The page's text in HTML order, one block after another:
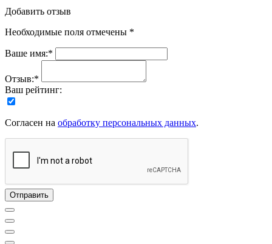
Добавить отзыв
Необходимые поля отмечены *
Ваше имя:*
Отзыв:*
Ваш рейтинг:
Согласен на обработку персональных данных.